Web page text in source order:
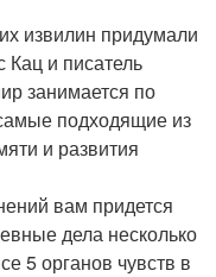
извилин придумали
и писатель
занимается по
подходящие из
и развития
вам придется
дела несколько
5 органов чувств в